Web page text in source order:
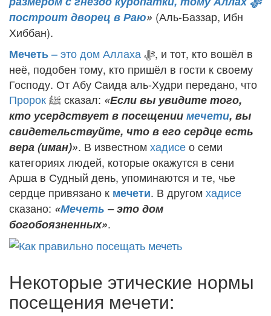
построит дворец в Раю» (Аль-Баззар, Ибн
Хиббан).
Мечеть– это дом Аллаха ﷻ, и тот, кто вошёл в
неё, подобен тому, кто пришёл в гости к своему
Господу. От Абу Саида аль-Худри передано, что
Пророкﷺсказал: «Если вы увидите того,
кто усердствует в посещениимечети, вы
свидетельствуйте, что в его сердце есть
вера (иман)». В известномхадисео семи
категориях людей, которые окажутся в сени
Арша в Судный день, упоминаются и те, чье
сердце привязано к мечети. В другомхадисе
сказано: «Мечеть – это дом
богобоязненных».
Некоторые этические нормы
посещения мечети: